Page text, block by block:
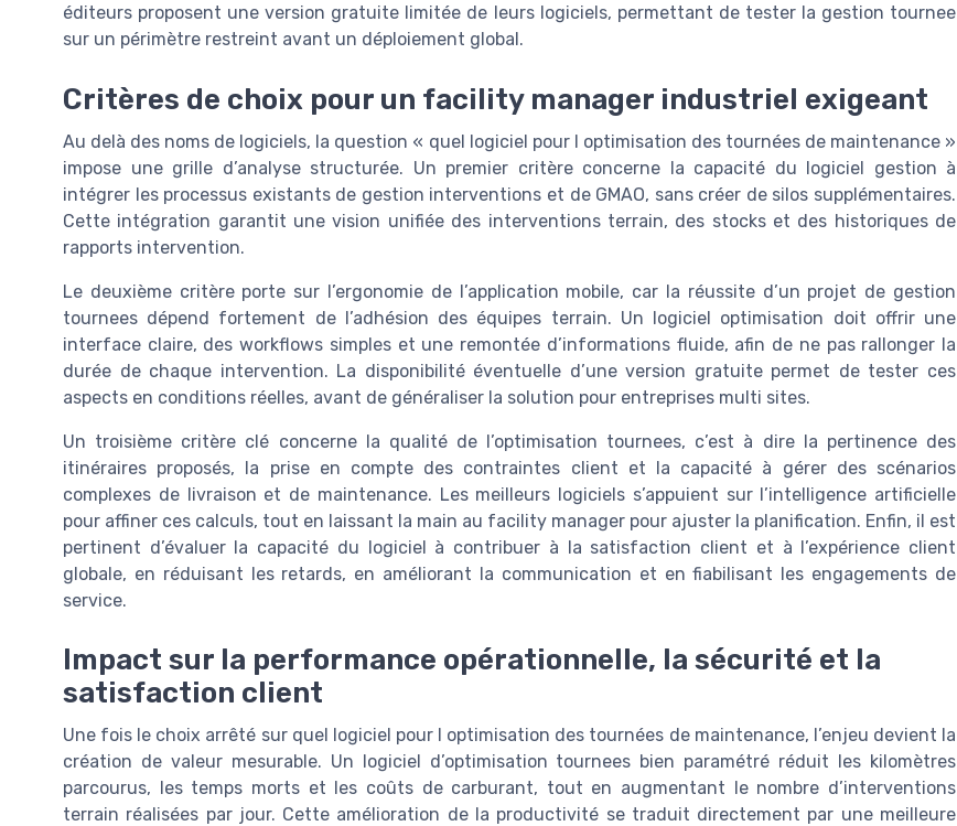
éditeurs proposent une version gratuite limitée de leurs logiciels, permettant de tester la gestion tournee
sur un périmètre restreint avant un déploiement global.
Critères de choix pour un facility manager industriel exigeant
Au delà des noms de logiciels, la question « quel logiciel pour l optimisation des tournées de maintenance »
impose une grille d’analyse structurée. Un premier critère concerne la capacité du logiciel gestion à
intégrer les processus existants de gestion interventions et de GMAO, sans créer de silos supplémentaires.
Cette intégration garantit une vision unifiée des interventions terrain, des stocks et des historiques de
rapports intervention.
Le deuxième critère porte sur l’ergonomie de l’application mobile, car la réussite d’un projet de gestion
tournees dépend fortement de l’adhésion des équipes terrain. Un logiciel optimisation doit offrir une
interface claire, des workflows simples et une remontée d’informations fluide, afin de ne pas rallonger la
durée de chaque intervention. La disponibilité éventuelle d’une version gratuite permet de tester ces
aspects en conditions réelles, avant de généraliser la solution pour entreprises multi sites.
Un troisième critère clé concerne la qualité de l’optimisation tournees, c’est à dire la pertinence des
itinéraires proposés, la prise en compte des contraintes client et la capacité à gérer des scénarios
complexes de livraison et de maintenance. Les meilleurs logiciels s’appuient sur l’intelligence artificielle
pour affiner ces calculs, tout en laissant la main au facility manager pour ajuster la planification. Enfin, il est
pertinent d’évaluer la capacité du logiciel à contribuer à la satisfaction client et à l’expérience client
globale, en réduisant les retards, en améliorant la communication et en fiabilisant les engagements de
service.
Impact sur la performance opérationnelle, la sécurité et la
satisfaction client
Une fois le choix arrêté sur quel logiciel pour l optimisation des tournées de maintenance, l’enjeu devient la
création de valeur mesurable. Un logiciel d’optimisation tournees bien paramétré réduit les kilomètres
parcourus, les temps morts et les coûts de carburant, tout en augmentant le nombre d’interventions
terrain réalisées par jour. Cette amélioration de la productivité se traduit directement par une meilleure